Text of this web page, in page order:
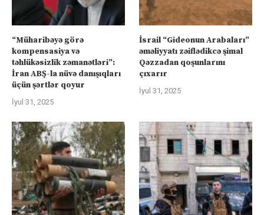
“Müharibəyə görə
kompensasiya və
təhlükəsizlik zəmanətləri”:
İran ABŞ-la nüvə danışıqları
üçün şərtlər qoyur
İyul 31, 2025
İsrail “Gideonun Arabaları”
əməliyyatı zəiflədikcə şimal
Qəzzadan qoşunlarını
çıxarır
İyul 31, 2025